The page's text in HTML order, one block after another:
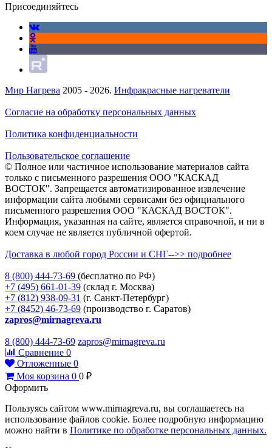
Присоединяйтесь
Мир Нагрева 2005 - 2026. Инфракрасные нагреватели
Согласие на обработку персональных данных
Политика конфиденциальности
Пользовательское соглашение
© Полное или частичное использование материалов сайта
только с письменного разрешения ООО "КАСКАД
ВОСТОК". Запрещается автоматизированное извлечение
информации сайта любыми сервисами без официального
письменного разрешения ООО "КАСКАД ВОСТОК".
Информация, указанная на сайте, является справочной, и ни в
коем случае не является публичной офертой.
Доставка в любой город России и СНГ-->> подробнее
8 (800) 444-73-69 (бесплатно по РФ)
+7 (495) 661-01-39 (склад г. Москва)
+7 (812) 938-09-31 (г. Санкт-Петербург)
+7 (8452) 46-73-69 (производство г. Саратов)
zapros@mirnagreva.ru
8 (800) 444-73-69 zapros@mirnagreva.ru
Сравнение 0
Отложенные 0
Моя корзина 0 0 ₽
Оформить
Пользуясь сайтом www.mirnagreva.ru, вы соглашаетесь на
использование файлов cookie. Более подробную информацию
можно найти в Политике по обработке персональных данных.